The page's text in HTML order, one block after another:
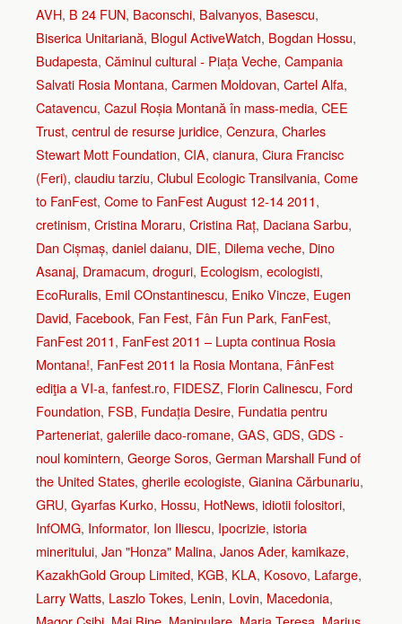
AVH, B 24 FUN, Baconschi, Balvanyos, Basescu,
Biserica Unitariană, Blogul ActiveWatch, Bogdan Hossu,
Budapesta, Căminul cultural - Piața Veche, Campania
Salvati Rosia Montana, Carmen Moldovan, Cartel Alfa,
Catavencu, Cazul Roșia Montană în mass-media, CEE
Trust, centrul de resurse juridice, Cenzura, Charles
Stewart Mott Foundation, CIA, cianura, Ciura Francisc
(Feri), claudiu tarziu, Clubul Ecologic Transilvania, Come
to FanFest, Come to FanFest August 12-14 2011,
cretinism, Cristina Moraru, Cristina Raț, Daciana Sarbu,
Dan Cișmaș, daniel daianu, DIE, Dilema veche, Dino
Asanaj, Dramacum, droguri, Ecologism, ecologisti,
EcoRuralis, Emil COnstantinescu, Eniko Vincze, Eugen
David, Facebook, Fan Fest, Fân Fun Park, FanFest,
FanFest 2011, FanFest 2011 – Lupta continua Rosia
Montana!, FanFest 2011 la Rosia Montana, FânFest
ediţia a VI-a, fanfest.ro, FIDESZ, Florin Calinescu, Ford
Foundation, FSB, Fundația Desire, Fundatia pentru
Parteneriat, galeriile daco-romane, GAS, GDS, GDS -
noul komintern, George Soros, German Marshall Fund of
the United States, gherile ecologiste, Gianina Cărbunariu,
GRU, Gyarfas Kurko, Hossu, HotNews, idiotii folositori,
InfOMG, Informator, Ion Iliescu, Ipocrizie, istoria
mineritului, Jan "Honza" Malina, Janos Ader, kamikaze,
KazakhGold Group Limited, KGB, KLA, Kosovo, Lafarge,
Larry Watts, Laszlo Tokes, Lenin, Lovin, Macedonia,